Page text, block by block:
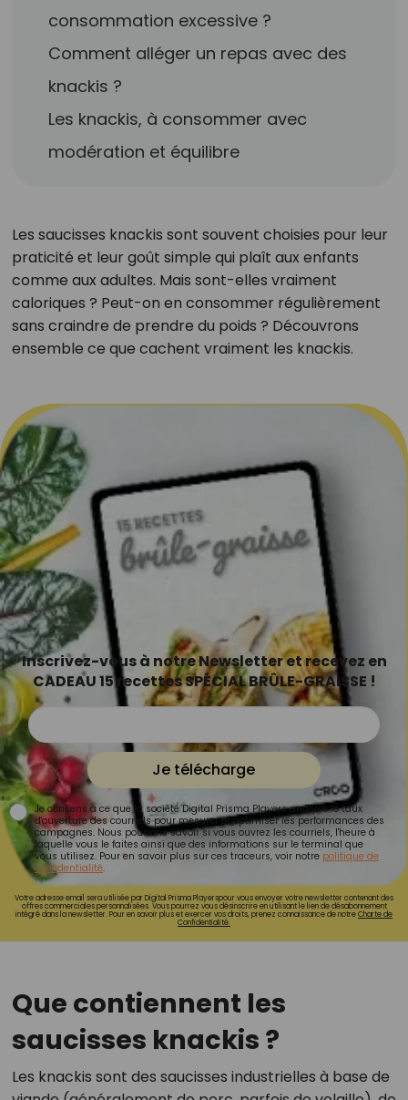
consommation excessive ?
Comment alléger un repas avec des
knackis ?
Les knackis, à consommer avec
modération et équilibre
Les saucisses knackis sont souvent choisies pour leur
praticité et leur goût simple qui plaît aux enfants
comme aux adultes. Mais sont-elles vraiment
caloriques ? Peut-on en consommer régulièrement
sans craindre de prendre du poids ? Découvrons
ensemble ce que cachent vraiment les knackis.
Inscrivez-vous à notre Newsletter et recevez en
CADEAU 15 recettes SPÉCIAL BRÛLE-GRAISSE !
Je télécharge
Je consens à ce que la société Digital Prisma Players analyse le taux
d'ouverture des courriels pour mesurer et optimiser les performances des
campagnes. Nous pourrons savoir si vous ouvrez les courriels, l'heure à
laquelle vous le faites ainsi que des informations sur le terminal que
vous utilisez. Pour en savoir plus sur ces traceurs, voir notre politique de
confidentialité.
Votre adresse email sera utilisée par Digital Prisma Playerspour vous envoyer votre newsletter contenant des
offres commerciales personnalisées. Vous pourrez vous désinscrire en utilisant le lien de désabonnement
intégré dans la newsletter. Pour en savoir plus et exercer vos droits, prenez connaissance de notreCharte de
Confidentialité.
Que contiennent les
saucisses knackis ?
Les knackis sont des saucisses industrielles à base de